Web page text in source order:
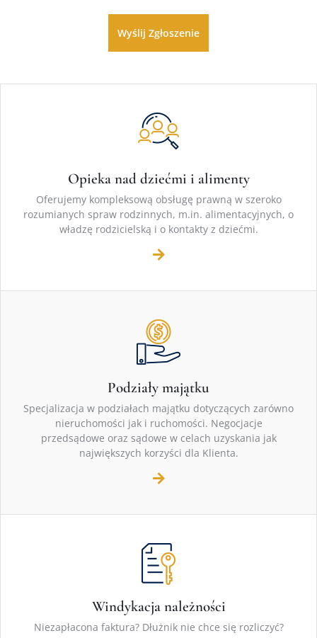
Opieka nad dziećmi i alimenty
Oferujemy kompleksową obsługę prawną w szeroko
rozumianych spraw rodzinnych, m.in. alimentacyjnych, o
władzę rodzicielską i o kontakty z dziećmi.
Podziały majątku
Specjalizacja w podziałach majątku dotyczących zarówno
nieruchomości jak i ruchomości. Negocjacje
przedsądowe oraz sądowe w celach uzyskania jak
największych korzyści dla Klienta.
Windykacja należności
Niezapłacona faktura? Dłużnik nie chce się rozliczyć?